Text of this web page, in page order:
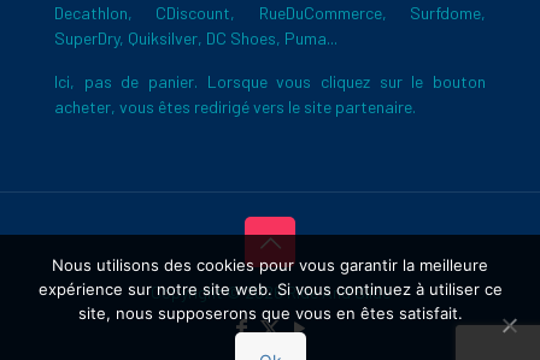
Decathlon, CDiscount, RueDuCommerce, Surfdome,
SuperDry, Quiksilver, DC Shoes, Puma...
Ici, pas de panier. Lorsque vous cliquez sur le bouton
acheter, vous êtes redirigé vers le site partenaire.
Copyright © 2026 Ride And Slide
Nous utilisons des cookies pour vous garantir la meilleure
expérience sur notre site web. Si vous continuez à utiliser ce
site, nous supposerons que vous en êtes satisfait.